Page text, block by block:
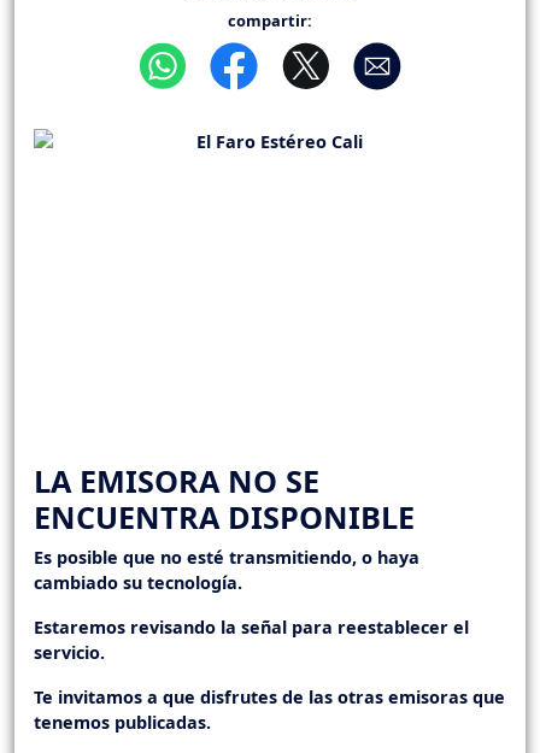
compartir:
LA EMISORA NO SE
ENCUENTRA DISPONIBLE
Es posible que no esté transmitiendo, o haya
cambiado su tecnología.
Estaremos revisando la señal para reestablecer el
servicio.
Te invitamos a que disfrutes de las otras emisoras que
tenemos publicadas.